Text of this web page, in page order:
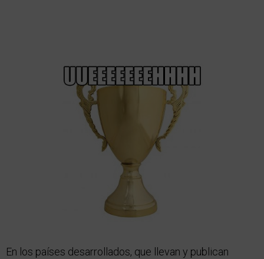
En los países desarrollados, que llevan y publican